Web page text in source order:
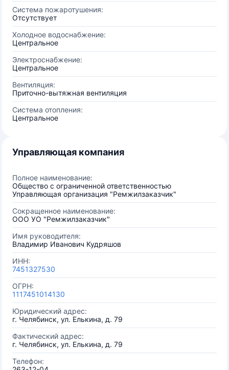
Система пожаротушения:
Отсутствует
Холодное водоснабжение:
Центральное
Электроснабжение:
Центральное
Вентиляция:
Приточно-вытяжная вентиляция
Система отопления:
Центральное
Управляющая компания
Полное наименование:
Общество с ограниченной ответственностью
Управляющая организация "Ремжилзаказчик"
Сокращенное наименование:
ООО УО "Ремжилзаказчик"
Имя руководителя:
Владимир Иванович Кудряшов
ИНН:
7451327530
ОГРН:
1117451014130
Юридический адрес:
г. Челябинск, ул. Елькина, д. 79
Фактический адрес:
г. Челябинск, ул. Елькина, д. 79
Телефон: